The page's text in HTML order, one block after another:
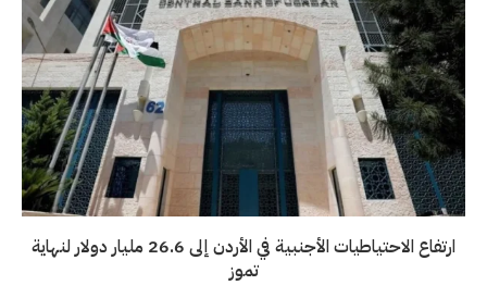
ارتفاع الاحتياطيات الأجنبية في الأردن إلى 26.6 مليار دولار لنهاية
تموز